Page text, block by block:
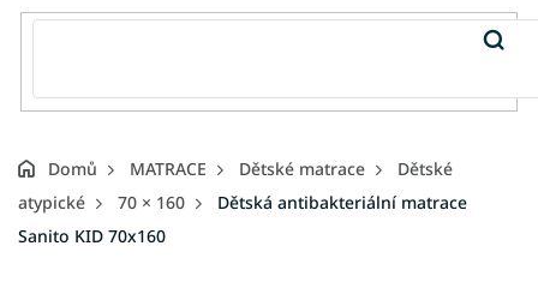
Domů MATRACE Dětské matrace
Dětské
atypické
70 × 160
Dětská antibakteriální matrace
Sanito KID 70x160